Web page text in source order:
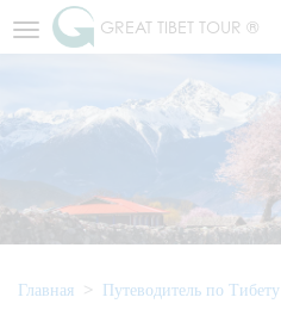
GREAT TIBET TOUR ®
Главная Путеводитель по Тибету